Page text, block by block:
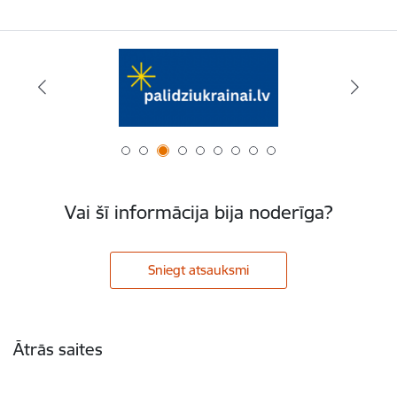
Vai šī informācija bija noderīga?
Sniegt atsauksmi
Ātrās saites